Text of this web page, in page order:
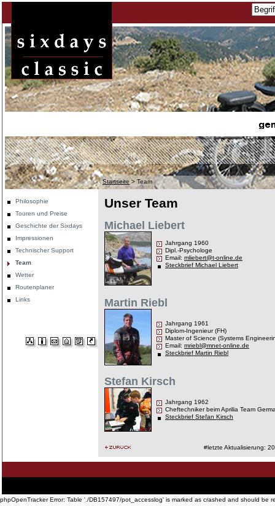
Startseite > Team
Philosophie
Touren und Preise
Geschichte der Sixdays
Impressionen
Technischer Support
Team
Wetter
Routenplaner
Links
Unser Team
Michael Liebert
Jahrgang 1960
Dipl.-Psychologe
Email: mliebert@t-online.de
Steckbrief Michael Liebert
Martin Riebl
Jahrgang 1961
Diplom-Ingenieur (FH)
Master of Science (Systems
Email: mriebl@mnet-online.de
Steckbrief Martin Riebl
Stefan Kirsch
Jahrgang 1962
Cheftechniker beim Aprilia Team
Steckbrief Stefan Kirsch
#letzte Aktualisierung:
phpOpenTracker Error: Table './DB157497/pot_accesslog' is marked as crashed and should be